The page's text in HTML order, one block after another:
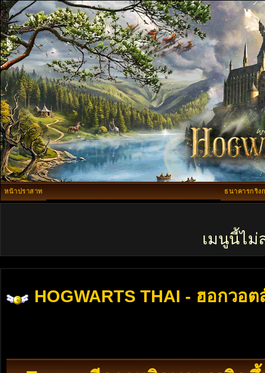
หน้าปราสาท ธนาคารกริง
เมนูนี้ไม่
HOGWARTS THAI - ฮอกวอต